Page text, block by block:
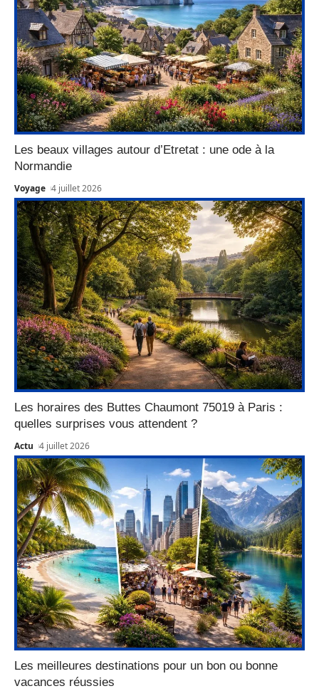
Les beaux villages autour d’Etretat : une ode à la
Normandie
Voyage 4 juillet 2026
Les horaires des Buttes Chaumont 75019 à Paris :
quelles surprises vous attendent ?
Actu 4 juillet 2026
Les meilleures destinations pour un bon ou bonne
vacances réussies